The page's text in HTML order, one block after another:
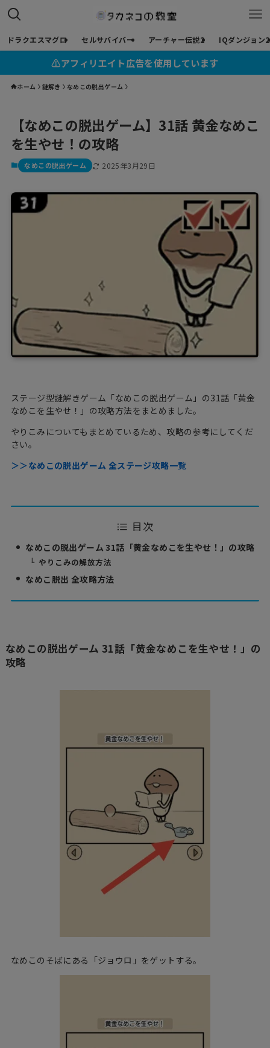
ドラクエスマグロ セルサバイバー アーチャー伝説2 IQダンジョン2
⚠︎アフィリエイト広告を使用しています
ホーム 謎解き なめこの脱出ゲーム
【なめこの脱出ゲーム】31話 黄金なめこ
を生やせ！の攻略
なめこの脱出ゲーム 2025年3月29日
ステージ型謎解きゲーム「なめこの脱出ゲーム」の31話「黄金
なめこを生やせ！」の攻略方法をまとめました。
やりこみについてもまとめているため、攻略の参考にしてくだ
さい。
＞＞なめこの脱出ゲーム 全ステージ攻略一覧
目次
なめこの脱出ゲーム 31話「黄金なめこを生やせ！」の攻略
やりこみの解放方法
なめこ脱出 全攻略方法
なめこの脱出ゲーム 31話「黄金なめこを生やせ！」の
攻略
なめこのそばにある「ジョウロ」をゲットする。